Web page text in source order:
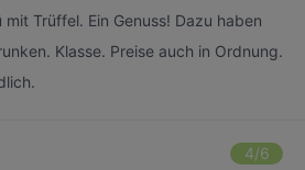
mit Trüffel. Ein Genuss! Dazu haben
Klasse. Preise auch in Ordnung.
4/6